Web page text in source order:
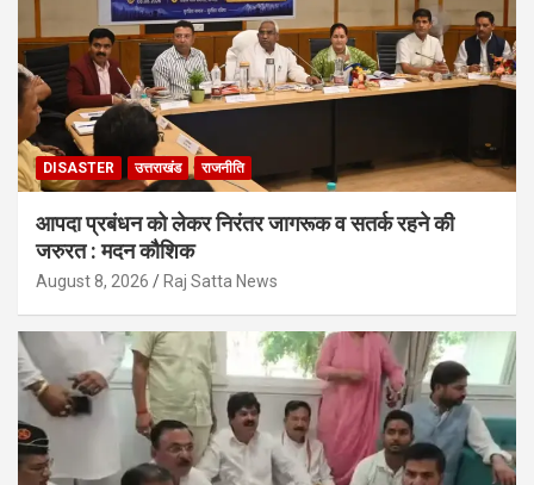
DISASTER उत्तराखंड राजनीति
आपदा प्रबंधन को लेकर निरंतर जागरूक व सतर्क रहने की
जरुरत : मदन कौशिक
August 8, 2026 Raj Satta News